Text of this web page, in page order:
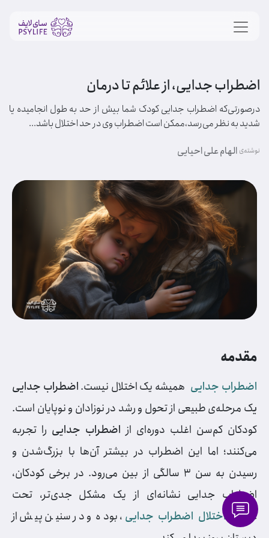
اضطراب جدایی، از علائم تا درمان
درصورتی‌که اضطراب جدایی کودک شما بیش از حد به طول انجامیده یا
شدید به نظر می‌رسد،ممکن است اضطراب وی در حد اختلال باشد...
نوشته‌ی الهام علی احیایی
مقدمه
اضطراب جدایی همیشه یک اختلال نیست.اضطراب جدایی
یک مرحله‌ی طبیعی از تحول و رشد در نوزادان و نوپایان است.
کودکان کم‌سن اغلب دوره‌ای از اضطراب جدایی را تجربه
می‌کنند؛ اما این اضطراب در بیشتر آن‌ها با بزرگ‌شدن و
رسیدن به سن ۳ سالگی از بین می‌رود. در برخی کودکان،
اضطراب جدایی نشانه‌ای از یک مشکل جدی‌تر، تحت
عنواناختلال اضطراب جدایی ، بوده و در سنین پیش از